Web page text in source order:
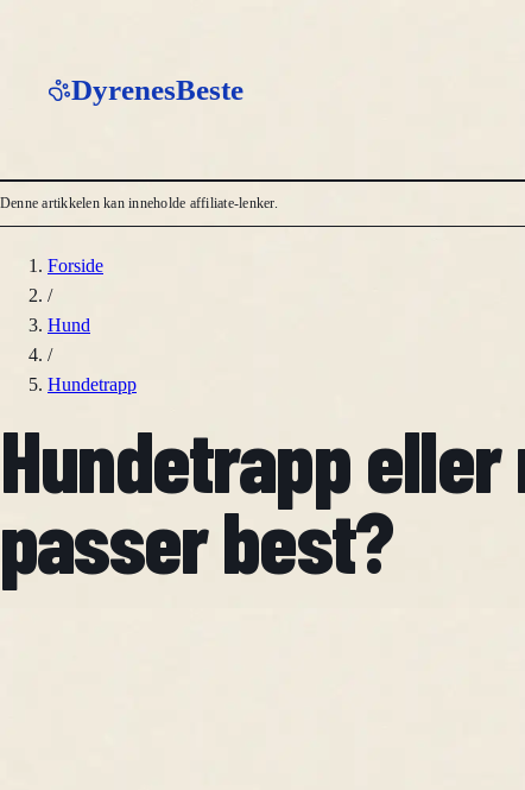
DyrenesBeste
Denne artikkelen kan inneholde affiliate-lenker.
Forside
/
Hund
/
Hundetrapp
Hundetrapp
passer best?